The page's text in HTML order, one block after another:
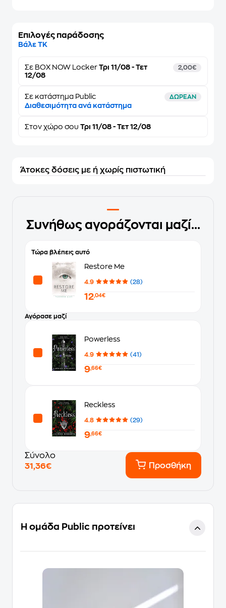
Επιλογές παράδοσης
Βάλε ΤΚ
Σε BOX NOW Locker Τρι 11/08 - Τετ
12/08
2,00€
Σε κατάστημα Public ΔΩΡΕΑΝ
Διαθεσιμότητα ανά κατάστημα
Στον χώρο σου Τρι 11/08 - Τετ 12/08
Άτοκες δόσεις με ή χωρίς πιστωτική
Συνήθως αγοράζονται μαζί...
Τώρα βλέπεις αυτό
Restore Me
4.9 (28)
12,04€
Αγόρασε μαζί
Powerless
4.9 (41)
9,66€
Reckless
4.8 (29)
9,66€
Σύνολο
31,36€
Προσθήκη
Η ομάδα Public προτείνει